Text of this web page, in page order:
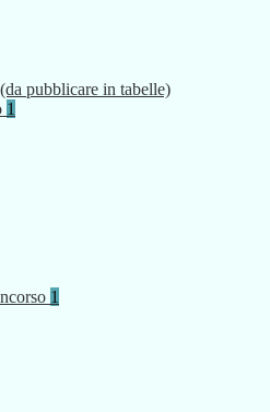
pubblicare in tabelle)
1
1